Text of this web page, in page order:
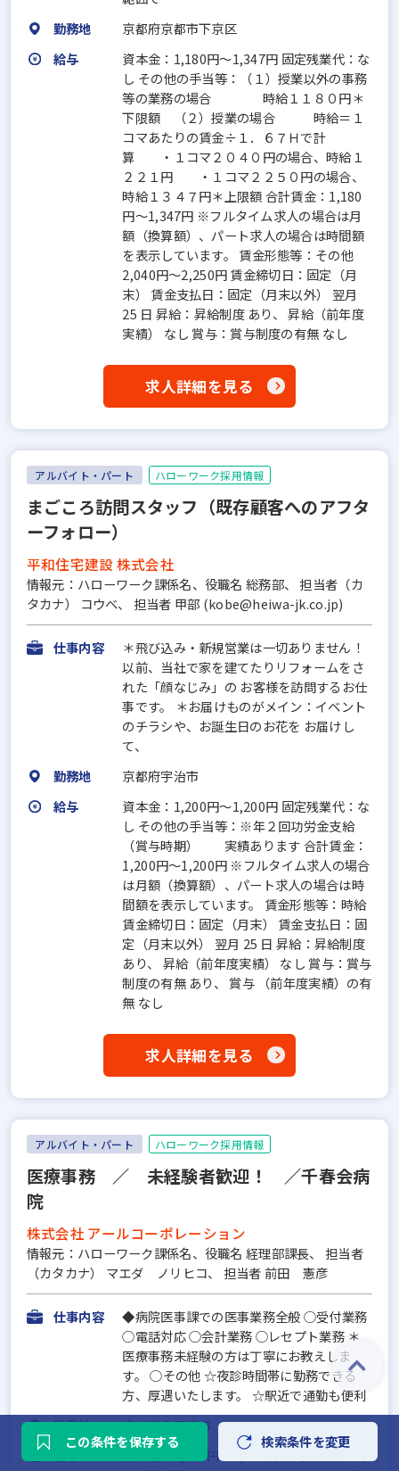
勤務地
京都府京都市下京区
給与
資本金：1,180円〜1,347円 固定残業代：な
し その他の手当等：（１）授業以外の事務
等の業務の場合 時給１１８０円＊
下限額 （２）授業の場合 時給＝１
コマあたりの賃金÷１．６７Ｈで計
算 ・１コマ２０４０円の場合、時給１
２２１円 ・１コマ２２５０円の場合、
時給１３４７円＊上限額 合計賃金：1,180
円～1,347円 ※フルタイム求人の場合は月
額（換算額）、パート求人の場合は時間額
を表示しています。 賃金形態等：その他
2,040円～2,250円 賃金締切日：固定（月
末） 賃金支払日：固定（月末以外） 翌月
25 日 昇給：昇給制度 あり、 昇給（前年度
実績） なし 賞与：賞与制度の有無 なし
求人詳細を見る
アルバイト・パート ハローワーク採用情報
まごころ訪問スタッフ（既存顧客へのアフタ
ーフォロー）
平和住宅建設 株式会社
情報元：ハローワーク課係名、役職名 総務部、 担当者（カ
タカナ） コウベ、 担当者 甲部 (kobe@heiwa-jk.co.jp)
仕事内容
＊飛び込み・新規営業は一切ありません！
以前、当社で家を建てたりリフォームをさ
れた「顔なじみ」の お客様を訪問するお仕
事です。 ＊お届けものがメイン：イベント
のチラシや、お誕生日のお花を お届けし
て、
勤務地
京都府宇治市
給与
資本金：1,200円〜1,200円 固定残業代：な
し その他の手当等：※年２回功労金支給
（賞与時期） 実績あります 合計賃金：
1,200円～1,200円 ※フルタイム求人の場合
は月額（換算額）、パート求人の場合は時
間額を表示しています。 賃金形態等：時給
賃金締切日：固定（月末） 賃金支払日：固
定（月末以外） 翌月 25 日 昇給：昇給制度
あり、 昇給（前年度実績） なし 賞与：賞与
制度の有無 あり、 賞与 （前年度実績）の有
無 なし
求人詳細を見る
アルバイト・パート ハローワーク採用情報
医療事務 ／ 未経験者歓迎！ ／千春会病
院
株式会社 アールコーポレーション
情報元：ハローワーク課係名、役職名 経理部課長、 担当者
（カタカナ） マエダ ノリヒコ、 担当者 前田 憲彦
仕事内容
◆病院医事課での医事業務全般 ○受付業務
○電話対応 ○会計業務 ○レセプト業務 ＊
医療事務未経験の方は丁寧にお教えしま
す。 ○その他 ☆夜診時間帯に勤務できる
方、厚遇いたします。 ☆駅近で通勤も便利
勤務地
京都府長岡京市
資本金：1,170円〜1,250円 固定残業代：な
この条件を保存する 検索条件を変更